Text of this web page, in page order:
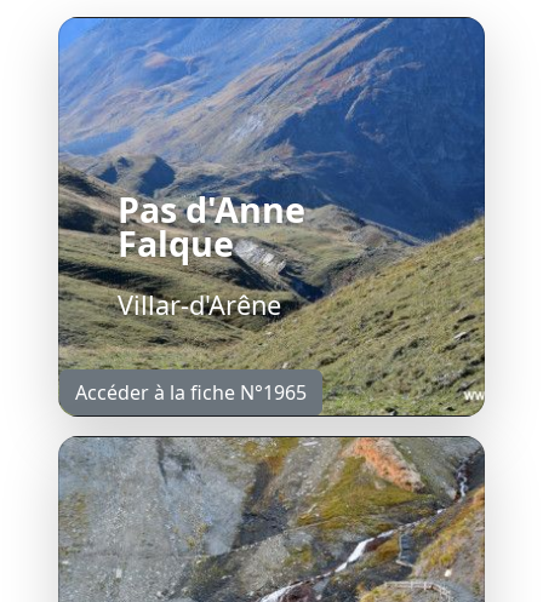
Pas d'Anne
Falque
Villar-d'Arêne
Accéder à la fiche N°1965